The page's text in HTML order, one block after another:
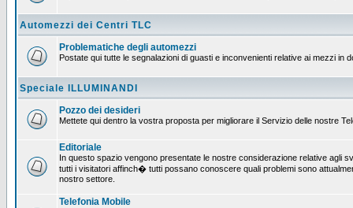
Automezzi dei Centri TLC
Problematiche degli automezzi
Postate qui tutte le segnalazioni di guasti e inconvenienti relative ai mezzi in
Speciale ILLUMINANDI
Pozzo dei desideri
Mettete qui dentro la vostra proposta per migliorare il Servizio delle nostre
Editoriale
In questo spazio vengono presentate le nostre considerazione relative agli
tutti i visitatori affinch� tutti possano conoscere quali problemi sono
nostro settore.
Telefonia Mobile